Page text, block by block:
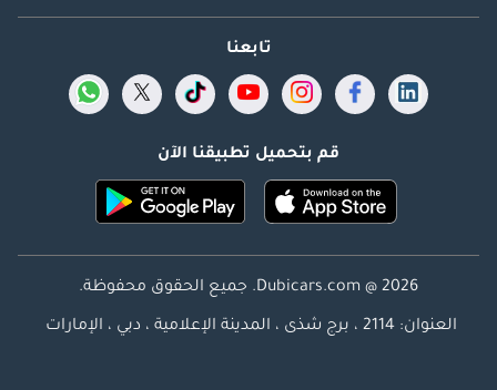
تابعنا
قم بتحميل تطبيقنا الآن
Dubicars.com @ 2026. جميع الحقوق محفوظة.
العنوان: 2114 ، برج شذى ، المدينة الإعلامية ، دبي ، الإمارات